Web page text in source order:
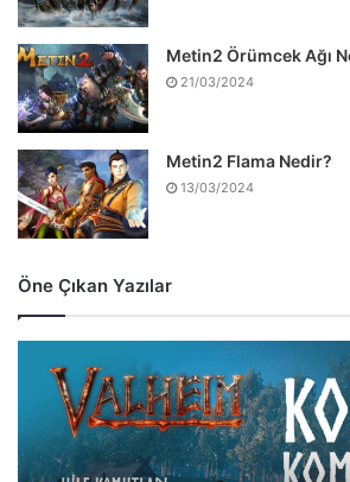
Metin2 Örümcek Ağı
21/03/2024
Metin2 Flama Nedir?
13/03/2024
Öne Çıkan Yazılar
Hileleri
Komutları